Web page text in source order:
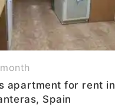
apartment for rent in
Spain